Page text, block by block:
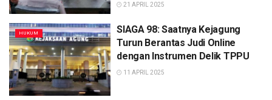
21 APRIL 2025
HUKUM
SIAGA 98: Saatnya Kejagung
Turun Berantas Judi Online
dengan Instrumen Delik TPPU
11 APRIL 2025